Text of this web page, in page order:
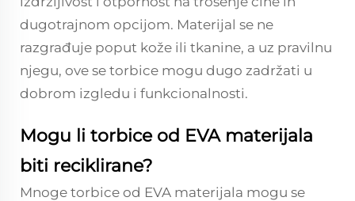
dugotrajnom opcijom. Materijal se ne
razgrađuje poput kože ili tkanine, a uz pravilnu
njegu, ove se torbice mogu dugo zadržati u
dobrom izgledu i funkcionalnosti.
Mogu li torbice od EVA materijala
biti reciklirane?
Mnoge torbice od EVA materijala mogu se